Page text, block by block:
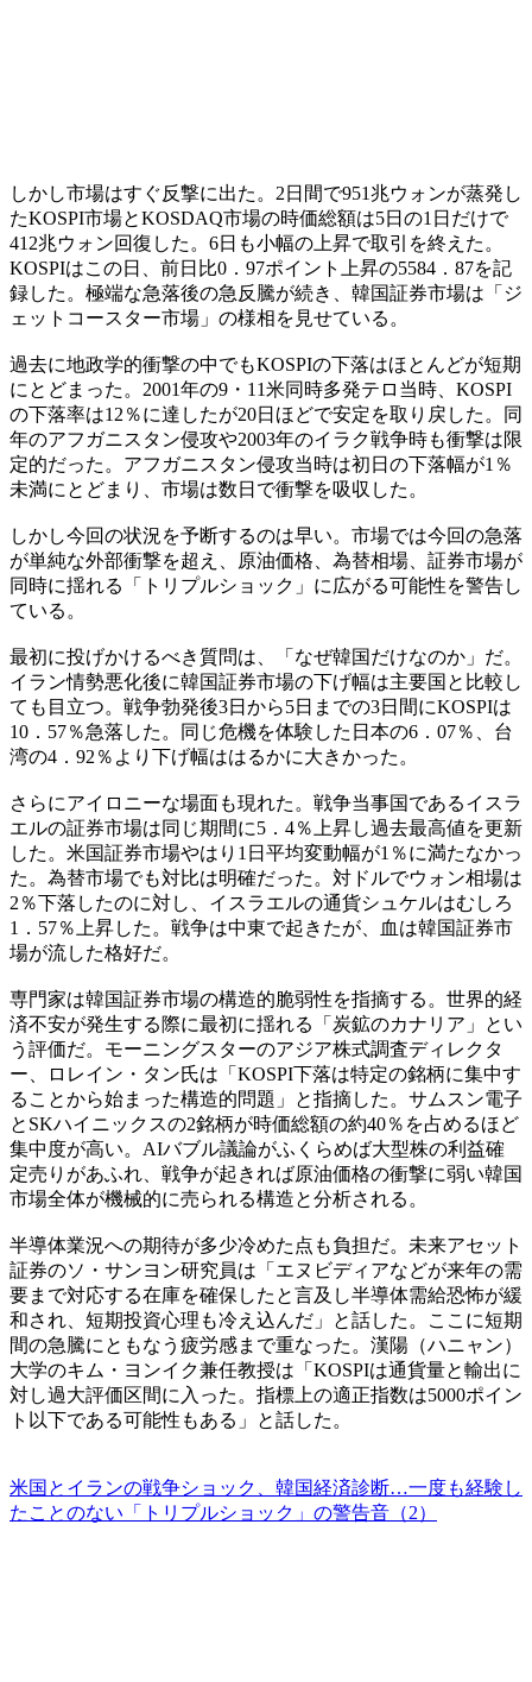
しかし市場はすぐ反撃に出た。2日間で951兆ウォンが蒸発し
たKOSPI市場とKOSDAQ市場の時価総額は5日の1日だけで
412兆ウォン回復した。6日も小幅の上昇で取引を終えた。
KOSPIはこの日、前日比0．97ポイント上昇の5584．87を記
録した。極端な急落後の急反騰が続き、韓国証券市場は「ジ
ェットコースター市場」の様相を見せている。
過去に地政学的衝撃の中でもKOSPIの下落はほとんどが短期
にとどまった。2001年の9・11米同時多発テロ当時、KOSPI
の下落率は12％に達したが20日ほどで安定を取り戻した。同
年のアフガニスタン侵攻や2003年のイラク戦争時も衝撃は限
定的だった。アフガニスタン侵攻当時は初日の下落幅が1％
未満にとどまり、市場は数日で衝撃を吸収した。
しかし今回の状況を予断するのは早い。市場では今回の急落
が単純な外部衝撃を超え、原油価格、為替相場、証券市場が
同時に揺れる「トリプルショック」に広がる可能性を警告し
ている。
最初に投げかけるべき質問は、「なぜ韓国だけなのか」だ。
イラン情勢悪化後に韓国証券市場の下げ幅は主要国と比較し
ても目立つ。戦争勃発後3日から5日までの3日間にKOSPIは
10．57％急落した。同じ危機を体験した日本の6．07％、台
湾の4．92％より下げ幅ははるかに大きかった。
さらにアイロニーな場面も現れた。戦争当事国であるイスラ
エルの証券市場は同じ期間に5．4％上昇し過去最高値を更新
した。米国証券市場やはり1日平均変動幅が1％に満たなかっ
た。為替市場でも対比は明確だった。対ドルでウォン相場は
2％下落したのに対し、イスラエルの通貨シュケルはむしろ
1．57％上昇した。戦争は中東で起きたが、血は韓国証券市
場が流した格好だ。
専門家は韓国証券市場の構造的脆弱性を指摘する。世界的経
済不安が発生する際に最初に揺れる「炭鉱のカナリア」とい
う評価だ。モーニングスターのアジア株式調査ディレクタ
ー、ロレイン・タン氏は「KOSPI下落は特定の銘柄に集中す
ることから始まった構造的問題」と指摘した。サムスン電子
とSKハイニックスの2銘柄が時価総額の約40％を占めるほど
集中度が高い。AIバブル議論がふくらめば大型株の利益確
定売りがあふれ、戦争が起きれば原油価格の衝撃に弱い韓国
市場全体が機械的に売られる構造と分析される。
半導体業況への期待が多少冷めた点も負担だ。未来アセット
証券のソ・サンヨン研究員は「エヌビディアなどが来年の需
要まで対応する在庫を確保したと言及し半導体需給恐怖が緩
和され、短期投資心理も冷え込んだ」と話した。ここに短期
間の急騰にともなう疲労感まで重なった。漢陽（ハニャン）
大学のキム・ヨンイク兼任教授は「KOSPIは通貨量と輸出に
対し過大評価区間に入った。指標上の適正指数は5000ポイン
ト以下である可能性もある」と話した。
米国とイランの戦争ショック、韓国経済診断…一度も経験し
たことのない「トリプルショック」の警告音（2）